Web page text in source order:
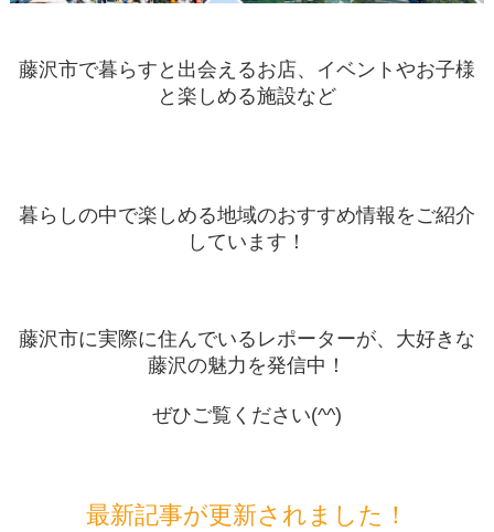
藤沢市で暮らすと出会えるお店、イベントやお子様
と楽しめる施設など
暮らしの中で楽しめる地域のおすすめ情報をご紹介
しています！
藤沢市に実際に住んでいるレポーターが、大好きな
藤沢の魅力を発信中！
ぜひご覧ください(^^)
最新記事が更新されました！